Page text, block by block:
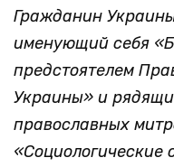
Гражданин
именующий себя
предстоятелем
Украины» и
православных
«Социологические